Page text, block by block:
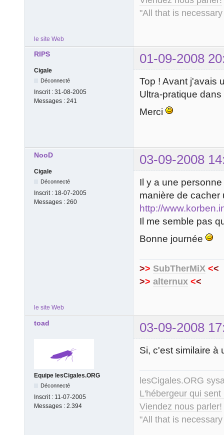
"All that is
le site Web
RIPS 01-09-2008
Cigale
Déconnecté
Inscrit : 31-08-2005
Messages : 241
Top ! Avant j'avais
Ultra-pratique
Merci
NooD 03-09-2008
Cigale
Déconnecté
Inscrit : 18-07-2005
Messages : 260
Il y a une
manière de cacher
http://
Il me semble pas
Bonne journée
>> SubTherMiX <<
>> alternux <<
le site Web
toad 03-09-2008
Equipe lesCigales.ORG
Déconnecté
Inscrit : 11-07-2005
Messages : 2.394
Si, c'est similaire à
lesCigales.ORG
L'hébergeur qui
Viendez nous parler!
"All that is